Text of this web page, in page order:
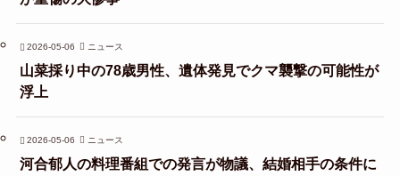
2026-05-06 ニュース
山菜採り中の78歳男性、遺体発見でクマ襲撃の可能性が
浮上
2026-05-06 ニュース
河合郁人の料理番組での発言が物議、結婚相手の条件に